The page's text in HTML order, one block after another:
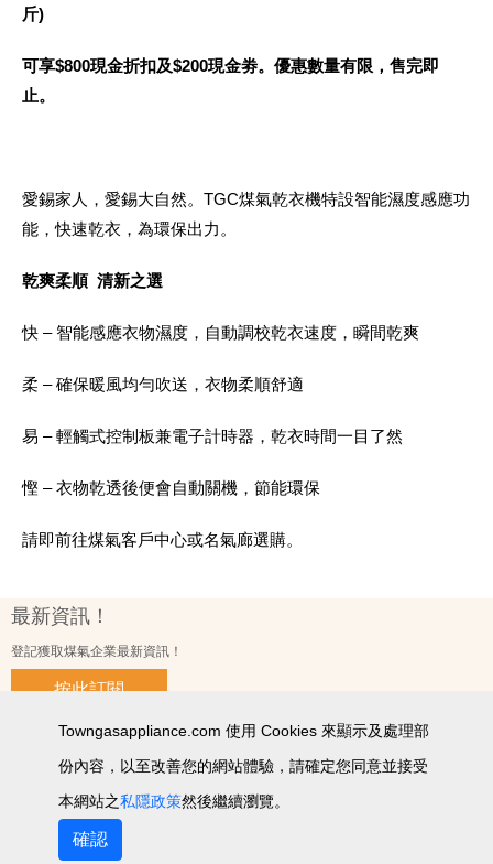
斤)
可享$800現金折扣及$200現金劵。優惠數量有限，售完即
止。
愛錫家人，愛錫大自然。TGC煤氣乾衣機特設智能濕度感應功
能，快速乾衣，為環保出力。
乾爽柔順 清新之選
快 – 智能感應衣物濕度，自動調校乾衣速度，瞬間乾爽
柔 – 確保暖風均勻吹送，衣物柔順舒適
易 – 輕觸式控制板兼電子計時器，乾衣時間一目了然
慳 – 衣物乾透後便會自動關機，節能環保
請即前往煤氣客戶中心或名氣廊選購。
最新資訊！
登記獲取煤氣企業最新資訊！
按此訂閱
使用條款及細則 私隱政策聲明
個人資料收集聲明
Towngasappliance.com 使用 Cookies 來顯示及處理部
份內容，以至改善您的網站體驗，請確定您同意並接受
本網站之私隱政策然後繼續瀏覽。
確認